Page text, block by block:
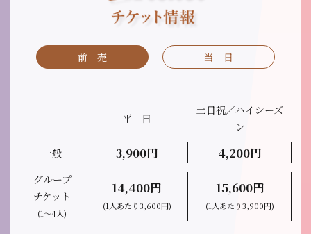
前 売 当 日
平 日
土日祝／ハイシーズ
ン
一般
3,900円 4,200円
グループ
チケット
(1〜4人)
14,400円
(1人あたり3,600円)
15,600円
(1人あたり3,900円)